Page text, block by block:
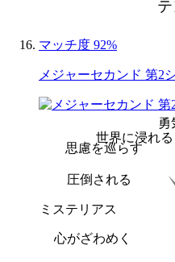
マッチ度 92%
メジャーセカンド 第2
勇
心がざわめく
ミステリアス
圧倒される
思慮を巡らす
世界に浸れる